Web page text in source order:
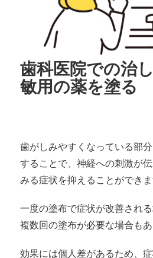
歯科医院での治
敏用の薬を塗る
歯がしみやすくなっている部
することで、神経への刺激が
みる症状を抑えることができま
一度の塗布で症状が改善される
複数回の塗布が必要な場合もあ
効果には個人差があるため、